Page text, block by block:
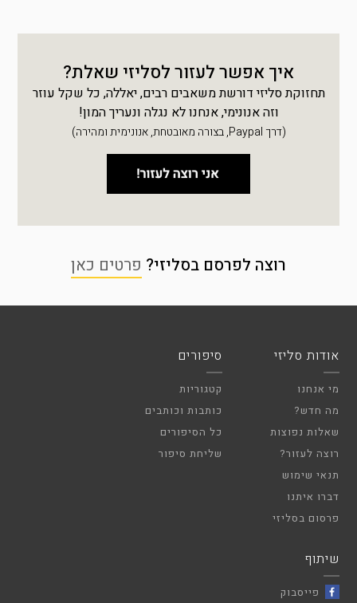
איך אפשר לעזור לסליזי שאלת?
תחזוקת סליזי דורשת משאבים רבים, יאללה, כל שקל עוזר
וזה אנונימי, אנחנו לא נגלה ונעריך המון!
(דרך Paypal, בצורה מאובטחת, אנונימית ומהירה)
רוצה לפרסם בסליזי? פרטים כאן
אודות סליזי
מי אנחנו
מה חדש?
שאלות נפוצות
רוצה לעזור?
תנאי שימוש
דברו איתנו
פרסום בסליזי
סיפורים
קטגוריות
כותבות וכותבים
כל הסיפורים
שליחת סיפור
שיתוף
פייסבוק